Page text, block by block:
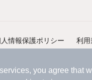
you agree that
情報保護ポリシー 利用